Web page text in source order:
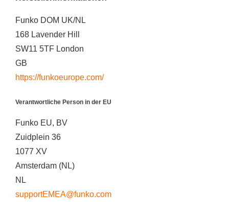
Funko DOM UK/NL
168 Lavender Hill
SW11 5TF London
GB
https://funkoeurope.com/
Verantwortliche Person in der EU
Funko EU, BV
Zuidplein 36
1077 XV
Amsterdam (NL)
NL
supportEMEA@funko.com